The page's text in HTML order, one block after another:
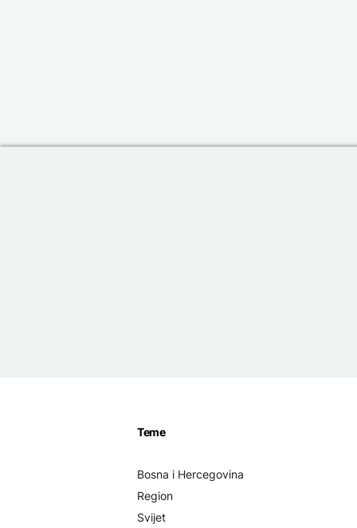
Teme
Bosna i Hercegovina
Region
Svijet